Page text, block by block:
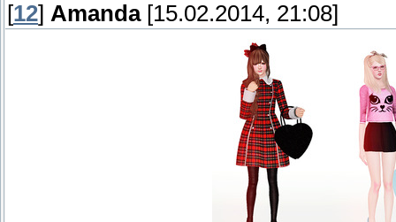
[12] Amanda[15.02.2014, 21:08]